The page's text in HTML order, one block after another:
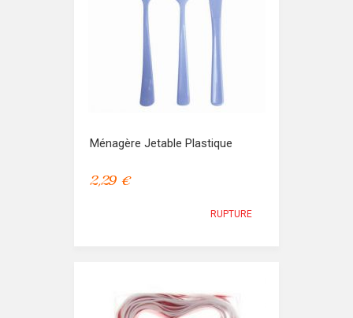
Ménagère Jetable Plastique
2,29 €
RUPTURE